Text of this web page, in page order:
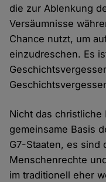
die zur Ablenkung
Versäumnisse
Chance nutzt, um
einzudreschen. Es
Nicht das
gemeinsame Basis
G7-Staaten, es sind
Menschenrechte
im traditionell eher